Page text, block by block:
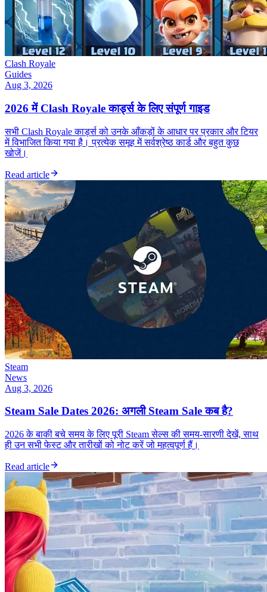
Clash Royale
Guides
Aug 3, 2026
2026 में Clash Royale कार्ड्स के लिए संपूर्ण गाइड
सभी Clash Royale कार्ड्स को उनके आँकड़ों के आधार पर प्रकार और टियर
में विभाजित किया गया है। प्रत्येक समूह में सर्वश्रेष्ठ कार्ड और बहुत कुछ
खोजें।
Read article
Steam
News
Aug 3, 2026
Steam Sale Dates 2026: अगली Steam Sale कब है?
2026 के बाकी बचे समय के लिए पूरी Steam सेल्स की समय-सारणी देखें, साथ
ही उन सभी फेस्ट और तारीखों को नोट करें जो महत्वपूर्ण हैं।
Read article